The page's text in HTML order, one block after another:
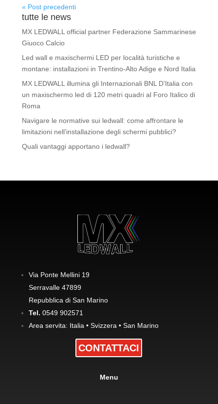
« Post precedenti
tutte le news
MX LEDWALL official partner Federazione Sammarinese
Giuoco Calcio
Led wall e maxischermi LED per località turistiche e
montane: installazioni in Trentino-Alto Adige e Nord Italia
MX LEDWALL illumina gli Internazionali BNL D’Italia con
un maxischermo led di 120 metri quadri al Foro Italico di
Roma
Navigare le normative sui ledwall: come affrontare le
limitazioni nell’installazione degli schermi pubblici?
Quali vantaggi apportano i ledwall?
Via Ponte Mellini 19
Serravalle 47899
Repubblica di San Marino
Tel. 0549 902571
Area servita: Italia • Svizzera • San Marino
CONTATTACI
Menu